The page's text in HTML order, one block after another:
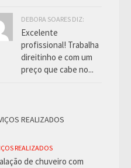
DEBORA SOARES DIZ:
Excelente
profissional! Trabalha
direitinho e com um
preço que cabe no...
REALIZADOS
REALIZADOS
de chuveiro com